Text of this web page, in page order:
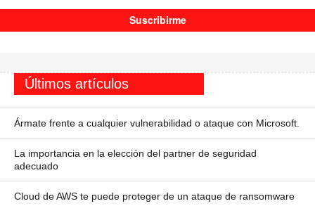
Últimos artículos
Ármate frente a cualquier vulnerabilidad o ataque con Microsoft.
La importancia en la elección del partner de seguridad
adecuado
Cloud de AWS te puede proteger de un ataque de ransomware